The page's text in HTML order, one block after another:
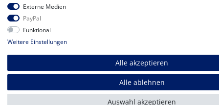
Externe Medien
PayPal
Funktional
Weitere Einstellungen
Alle akzeptieren
Alle ablehnen
Auswahl akzeptieren